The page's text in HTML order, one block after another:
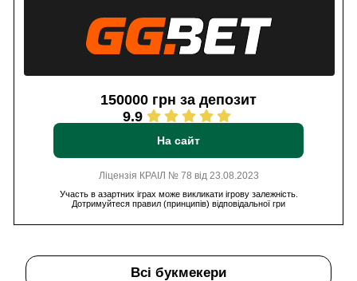
150000 грн за депозит
9.9
На сайт
Ліцензія КРАІЛ № 78 від 23.08.2023
Участь в азартних іграх може викликати ігрову залежність.
Дотримуйтеся правил (принципів) відповідальної гри
Всі букмекери